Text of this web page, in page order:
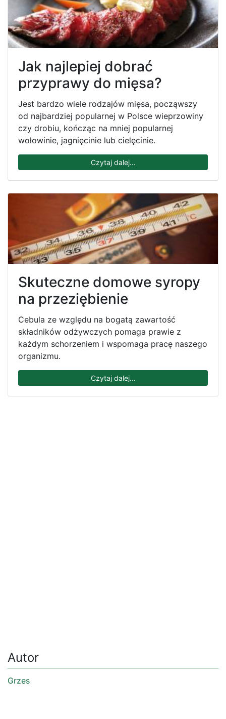
Jak najlepiej dobrać
przyprawy do mięsa?
Jest bardzo wiele rodzajów mięsa, począwszy
od najbardziej popularnej w Polsce wieprzowiny
czy drobiu, kończąc na mniej popularnej
wołowinie, jagnięcinie lub cielęcinie.
Czytaj dalej...
Skuteczne domowe syropy
na przeziębienie
Cebula ze względu na bogatą zawartość
składników odżywczych pomaga prawie z
każdym schorzeniem i wspomaga pracę naszego
organizmu.
Czytaj dalej...
Autor
Grzes